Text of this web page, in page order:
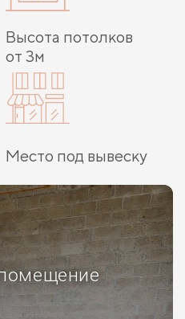
Высота потолков
от 3м
Место под вывеску